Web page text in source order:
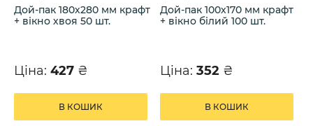
Дой-пак 180х280 мм крафт
+ вікно хвоя 50 шт.
Ціна: 427 ₴
В КОШИК
Дой-пак 100х170 мм крафт
+ вікно білий 100 шт.
Ціна: 352 ₴
В КОШИК